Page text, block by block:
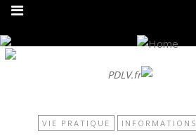
PDLV.fr
VIE PRATIQUE INFORMATIONS